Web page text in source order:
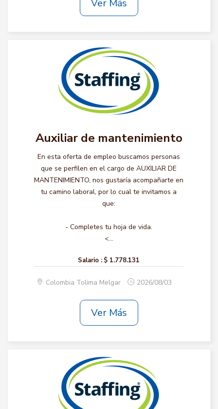
Ver Más
Auxiliar de mantenimiento
En esta oferta de empleo buscamos personas
que se perfilen en el cargo de AUXILIAR DE
MANTENIMIENTO, nos gustaría acompañarte en
tu camino laboral, por lo cual te invitamos a
que:
- Completes tu hoja de vida.
<...
Salario : $ 1.778.131
Colombia Tolima Melgar 2026/08/03
Ver Más